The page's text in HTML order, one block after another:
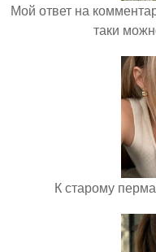
Мой ответ на
таки
К старому